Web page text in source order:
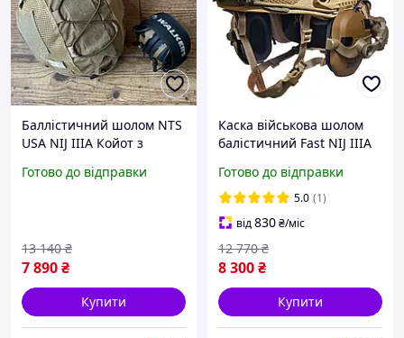
Баллістичний шолом NTS
USA NIJ IIIA Койот з
та кріпленнями
Готово до відправки
7 890₴
13 140 ₴
Купити
Каска військова шолом
балістичний Fast NIJ IIIA
навушниками Комплект
шолом Fast
Готово до відправки
5.0 (1)
від830₴/міс
8 300₴
12 770 ₴
Купити